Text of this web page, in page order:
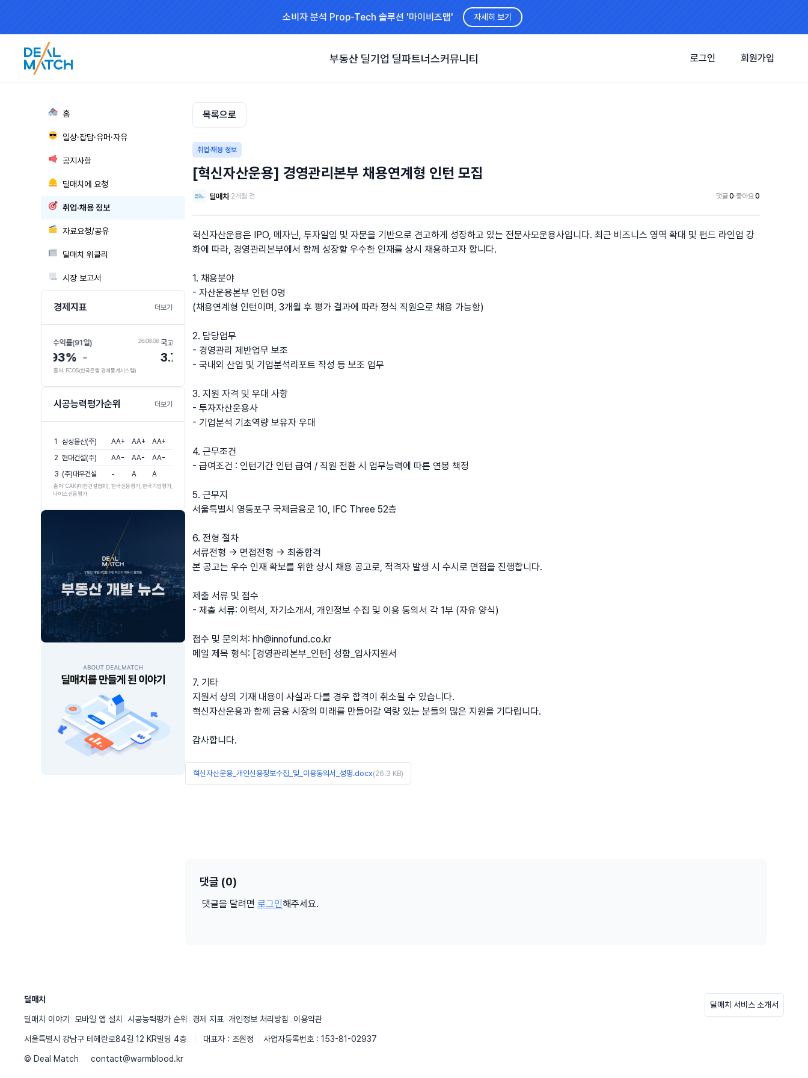
소비자 분석 Prop-Tech 솔루션 '마이비즈맵' 자세히 보기
부동산 딜기업 딜파트너스커뮤니티 로그인 회원가입
🏘 홈
😎 일상·잡담·유머·자유
📢 공지사항
🛎 딜매치에 요청
🎯 취업·채용 정보
🗂 자료요청/공유
📰 딜매치 위클리
📃 시장 보고서
경제지표 더보기
국고채 수익률(3년)
3.74%
26.08.06 회사채 수익률(3년,AA-)
4.45% +0.053%
출처: ECOS(한국은행 경제통계시스템)
시공능력평가순위 더보기
1 삼성물산(주) AA+ AA+
AA+
2 현대건설(주) AA- AA-
AA-
3 (주)대우건설 - A A
출처: CAK(대한건설협회), 한국신용평가, 한국기업평가,
나이스신용평가
목록으로
취업·채용 정보
[혁신자산운용] 경영관리본부 채용연계형 인턴 모집
딜매치·2개월 전 댓글0·좋아요0
혁신자산운용은 IPO, 메자닌, 투자일임 및 자문을 기반으로 견고하게 성장하고 있는 전문사모운용사입니다. 최근 비즈니스 영역 확대 및 펀드 라인업 강
화에 따라, 경영관리본부에서 함께 성장할 우수한 인재를 상시 채용하고자 합니다.
1. 채용분야
- 자산운용본부 인턴 0명
(채용연계형 인턴이며, 3개월 후 평가 결과에 따라 정식 직원으로 채용 가능함)
2. 담당업무
- 경영관리 제반업무 보조
- 국내외 산업 및 기업분석리포트 작성 등 보조 업무
3. 지원 자격 및 우대 사항
- 투자자산운용사
- 기업분석 기초역량 보유자 우대
4. 근무조건
- 급여조건 : 인턴기간 인턴 급여 / 직원 전환 시 업무능력에 따른 연봉 책정
5. 근무지
서울특별시 영등포구 국제금융로 10, IFC Three 52층
6. 전형 절차
서류전형 → 면접전형 → 최종합격
본 공고는 우수 인재 확보를 위한 상시 채용 공고로, 적격자 발생 시 수시로 면접을 진행합니다.
제출 서류 및 접수
- 제출 서류: 이력서, 자기소개서, 개인정보 수집 및 이용 동의서 각 1부 (자유 양식)
접수 및 문의처: hh@innofund.co.kr
메일 제목 형식: [경영관리본부_인턴] 성함_입사지원서
7. 기타
지원서 상의 기재 내용이 사실과 다를 경우 합격이 취소될 수 있습니다.
혁신자산운용과 함께 금융 시장의 미래를 만들어갈 역량 있는 분들의 많은 지원을 기다립니다.
감사합니다.
혁신자산운용_개인신용정보수집_및_이용동의서_성명.docx(26.3 KB)
댓글 (0)
댓글을 달려면 로그인해주세요.
딜매치
딜매치 이야기 모바일 앱 설치 시공능력평가 순위 경제 지표 개인정보 처리방침 이용약관
서울특별시 강남구 테헤란로84길 12 KR빌딩 4층 대표자 : 조원정 사업자등록번호 : 153-81-02937
© Deal Match contact@warmblood.kr
딜매치 서비스 소개서